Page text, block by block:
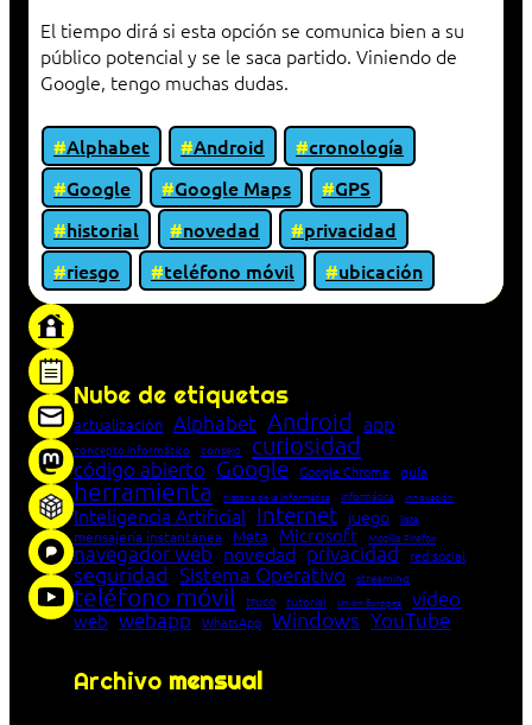
El tiempo dirá si esta opción se comunica bien a su
público potencial y se le saca partido. Viniendo de
Google, tengo muchas dudas.
Alphabet Android
cronología
Google
Google Maps
GPS
historial
novedad
privacidad
riesgo
teléfono móvil
ubicación
Nube de etiquetas
actualización Alphabet Android app
concepto informático consejo curiosidad
código abierto Google Google Chrome guía
herramienta historia de la Informática Informática innovación
Inteligencia Artificial Internet juego lista
mensajería instantánea Meta Microsoft Mozilla Firefox
navegador web novedad privacidad red social
seguridad Sistema Operativo streaming
teléfono móvil truco tutorial Unión Europea vídeo
web webapp WhatsApp Windows YouTube
Archivo mensual